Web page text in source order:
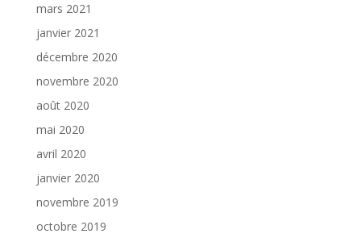
mars 2021
janvier 2021
décembre 2020
novembre 2020
août 2020
mai 2020
avril 2020
janvier 2020
novembre 2019
octobre 2019